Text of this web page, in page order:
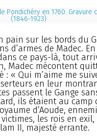
Pondichéry en 1760. Gravure
(1846-1923)
pain sur les bords du
d’armes de Madec.
ce pays-là, tout
Madec mécontent
: « Qui m’aime me
en leur
passent le Gange
ils étaient au camp
d’Aoude,
les rois en exil,
II, majesté errante.